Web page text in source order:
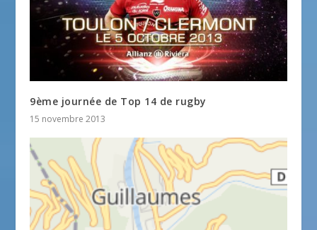
9ème journée de Top 14 de rugby
15 novembre 2013